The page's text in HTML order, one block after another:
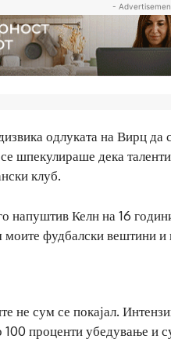
-
одлуката на Вирц
шпекулираше дека
клуб.
напуштив Келн на 16
фудбалски вештини
не сум се покајал.
проценти убедување и